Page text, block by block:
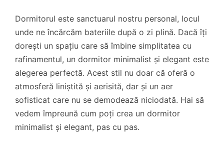
Dormitorul este sanctuarul nostru personal, locul
unde ne încărcăm bateriile după o zi plină. Dacă îți
dorești un spațiu care să îmbine simplitatea cu
rafinamentul, un dormitor minimalist și elegant este
alegerea perfectă. Acest stil nu doar că oferă o
atmosferă liniștită și aerisită, dar și un aer
sofisticat care nu se demodează niciodată. Hai să
vedem împreună cum poți crea un dormitor
minimalist și elegant, pas cu pas.